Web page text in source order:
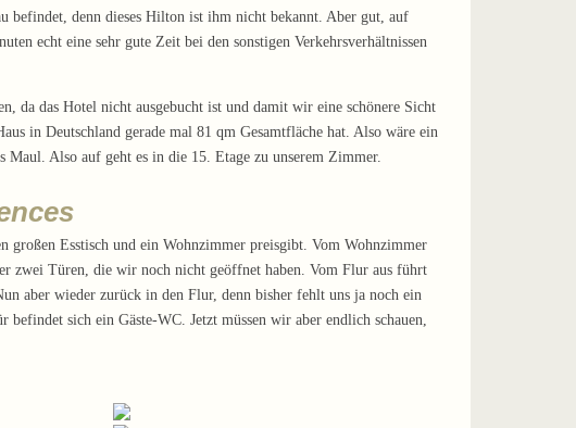
befindet, denn dieses Hilton ist ihm nicht bekannt. Aber gut, auf
echt eine sehr gute Zeit bei den sonstigen Verkehrsverhältnissen
da das Hotel nicht ausgebucht ist und damit wir eine schönere Sicht
in Deutschland gerade mal 81 qm Gesamtfläche hat. Also wäre ein
Also auf geht es in die 15. Etage zu unserem Zimmer.
Esstisch und ein Wohnzimmer preisgibt. Vom Wohnzimmer
zwei Türen, die wir noch nicht geöffnet haben. Vom Flur aus führt
aber wieder zurück in den Flur, denn bisher fehlt uns ja noch ein
sich ein Gäste-WC. Jetzt müssen wir aber endlich schauen,